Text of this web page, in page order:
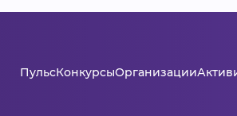
ПульсКонкурсыОрганизации